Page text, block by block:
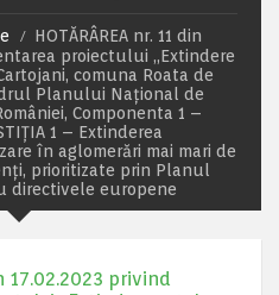
HOTĂRÂREA nr. 11 din
proiectului „Extindere
comuna Roata de
Planului Național de
Componenta 1 –
1 – Extinderea
în aglomerări mai mari de
prioritizate prin Planul
directivele europene
17.02.2023 privind